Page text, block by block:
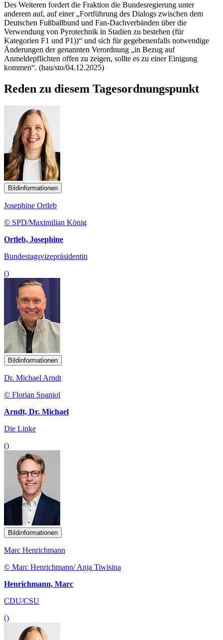
Des Weiteren fordert die Fraktion die Bundesregierung unter
anderem auf, auf einer „Fortführung des Dialogs zwischen dem
Deutschen Fußballbund und Fan-Dachverbänden über die
Verwendung von Pyrotechnik in Stadien zu bestehen (für
Kategorien F1 und P1))“ und sich für gegebenenfalls notwendige
Änderungen der genannten Verordnung „in Bezug auf
Anmeldepflichten offen zu zeigen, sollte es zu einer Einigung
kommen“. (hau/sto/04.12.2025)
Reden zu diesem Tagesordnungspunkt
Bildinformationen
Josephine Ortleb
© SPD/Maximilian König
Ortleb, Josephine
Bundestagsvizepräsidentin
()
Bildinformationen
Dr. Michael Arndt
© Florian Spaniol
Arndt, Dr. Michael
Die Linke
()
Bildinformationen
Marc Henrichmann
© Marc Henrichmann/ Anja Tiwisina
Henrichmann, Marc
CDU/CSU
()